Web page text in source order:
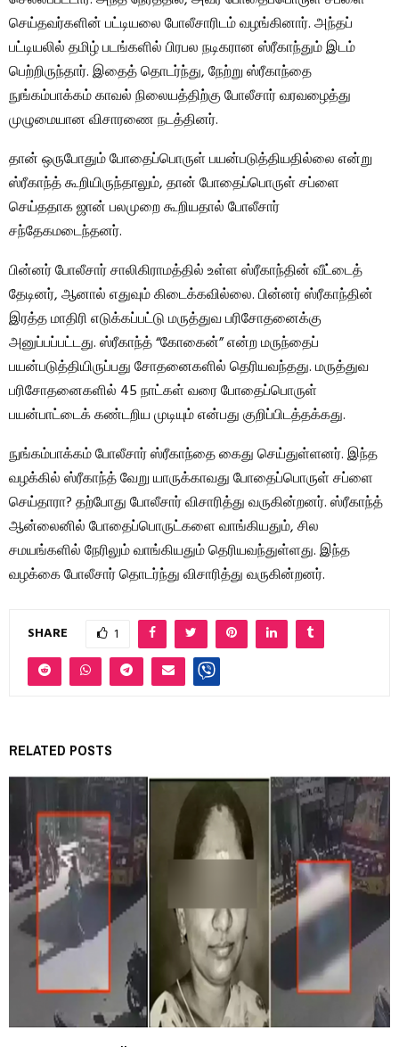
செய்தவர்களின் பட்டியலை போலீசாரிடம் வழங்கினார். அந்தப்
பட்டியலில் தமிழ் படங்களில் பிரபல நடிகரான ஸ்ரீகாந்தும் இடம்
பெற்றிருந்தார். இதைத் தொடர்ந்து, நேற்று ஸ்ரீகாந்தை
நுங்கம்பாக்கம் காவல் நிலையத்திற்கு போலீசார் வரவழைத்து
முழுமையான விசாரணை நடத்தினர்.
தான் ஒருபோதும் போதைப்பொருள் பயன்படுத்தியதில்லை என்று
ஸ்ரீகாந்த் கூறியிருந்தாலும், தான் போதைப்பொருள் சப்ளை
செய்ததாக ஜான் பலமுறை கூறியதால் போலீசார்
சந்தேகமடைந்தனர்.
பின்னர் போலீசார் சாலிகிராமத்தில் உள்ள ஸ்ரீகாந்தின் வீட்டைத்
தேடினர், ஆனால் எதுவும் கிடைக்கவில்லை. பின்னர் ஸ்ரீகாந்தின்
இரத்த மாதிரி எடுக்கப்பட்டு மருத்துவ பரிசோதனைக்கு
அனுப்பப்பட்டது. ஸ்ரீகாந்த் “கோகைன்” என்ற மருந்தைப்
பயன்படுத்தியிருப்பது சோதனைகளில் தெரியவந்தது. மருத்துவ
பரிசோதனைகளில் 45 நாட்கள் வரை போதைப்பொருள்
பயன்பாட்டைக் கண்டறிய முடியும் என்பது குறிப்பிடத்தக்கது.
நுங்கம்பாக்கம் போலீசார் ஸ்ரீகாந்தை கைது செய்துள்ளனர். இந்த
வழக்கில் ஸ்ரீகாந்த் வேறு யாருக்காவது போதைப்பொருள் சப்ளை
செய்தாரா? தற்போது போலீசார் விசாரித்து வருகின்றனர். ஸ்ரீகாந்த்
ஆன்லைனில் போதைப்பொருட்களை வாங்கியதும், சில
சமயங்களில் நேரிலும் வாங்கியதும் தெரியவந்துள்ளது. இந்த
வழக்கை போலீசார் தொடர்ந்து விசாரித்து வருகின்றனர்.
SHARE 1
RELATED POSTS